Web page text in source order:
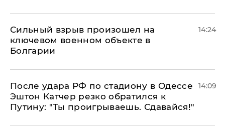
Сильный взрыв произошел на
ключевом военном объекте в
Болгарии
14:24
После удара РФ по стадиону в Одессе
Эштон Катчер резко обратился к
Путину: "Ты проигрываешь. Сдавайся!"
14:09